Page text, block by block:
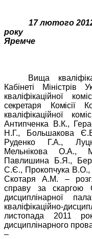
17 лютого
року
Яремче
Вища
Кабінеті
кваліфікаційної
секретаря Комісії
кваліфікаційної
Антипченка В.К.,
Н.Г., Большакова
Руденко Г.А.,
Мельнікова О.А.,
Павлишина Б.Я.,
С.Є., Прокопчука В.О.,
Скотаря А.М. –
справу за скаргою
дисциплінарної
кваліфікаційно-
листопада 2011
дисциплінарного
–